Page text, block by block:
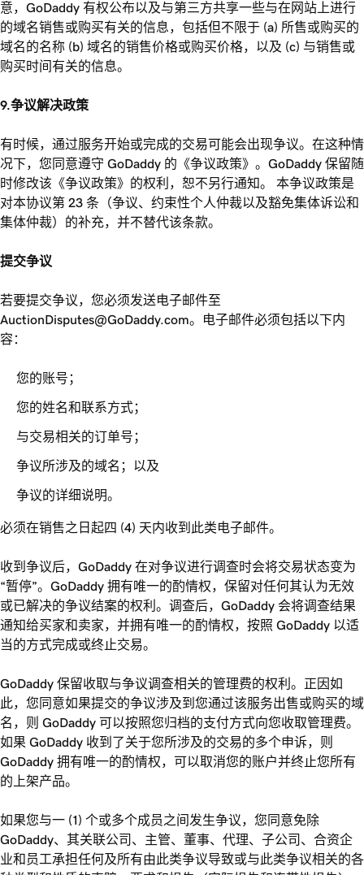
意，GoDaddy 有权公布以及与第三方共享一些与在网站上进行
的域名销售或购买有关的信息，包括但不限于 (a) 所售或购买的
域名的名称 (b) 域名的销售价格或购买价格，以及 (c) 与销售或
购买时间有关的信息。
9.争议解决政策
有时候，通过服务开始或完成的交易可能会出现争议。在这种情
况下，您同意遵守 GoDaddy 的《争议政策》。GoDaddy 保留随
时修改该《争议政策》的权利，恕不另行通知。 本争议政策是
对本协议第 23 条（争议、约束性个人仲裁以及豁免集体诉讼和
集体仲裁）的补充，并不替代该条款。
提交争议
若要提交争议，您必须发送电子邮件至
AuctionDisputes@GoDaddy.com。电子邮件必须包括以下内
容：
您的账号；
您的姓名和联系方式；
与交易相关的订单号；
争议所涉及的域名；以及
争议的详细说明。
必须在销售之日起四 (4) 天内收到此类电子邮件。
收到争议后，GoDaddy 在对争议进行调查时会将交易状态变为
“暂停”。GoDaddy 拥有唯一的酌情权，保留对任何其认为无效
或已解决的争议结案的权利。调查后，GoDaddy 会将调查结果
通知给买家和卖家，并拥有唯一的酌情权，按照 GoDaddy 以适
当的方式完成或终止交易。
GoDaddy 保留收取与争议调查相关的管理费的权利。正因如
此，您同意如果提交的争议涉及到您通过该服务出售或购买的域
名，则 GoDaddy 可以按照您归档的支付方式向您收取管理费。
如果 GoDaddy 收到了关于您所涉及的交易的多个申诉，则
GoDaddy 拥有唯一的酌情权，可以取消您的账户并终止您所有
的上架产品。
如果您与一 (1) 个或多个成员之间发生争议，您同意免除
GoDaddy、其关联公司、主管、董事、代理、子公司、合资企
业和员工承担任何及所有由此类争议导致或与此类争议相关的各